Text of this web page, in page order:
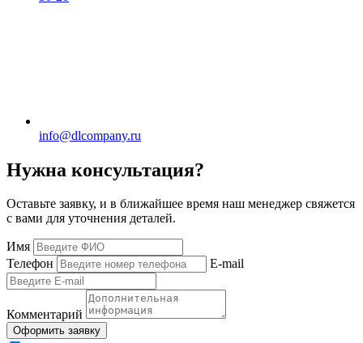
info@dlcompany.ru
Нужна консультация?
Оставьте заявку, и в ближайшее время наш менеджер свяжется
с вами для уточнения деталей.
Имя
Телефон
E-mail
Комментарий
Оформить заявку